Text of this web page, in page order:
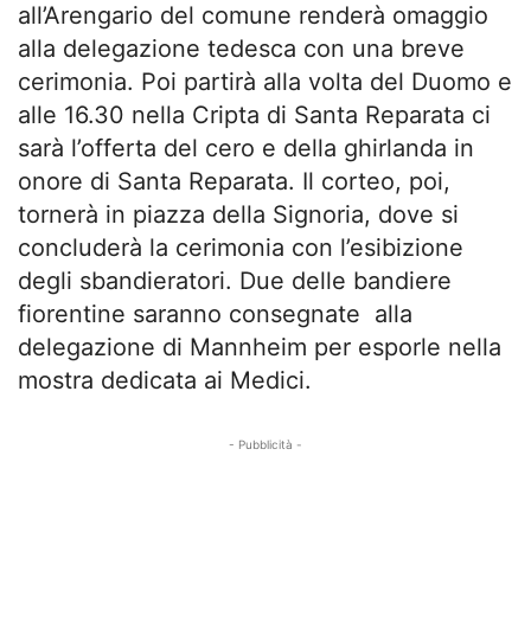
all’Arengario del comune renderà omaggio
alla delegazione tedesca con una breve
cerimonia. Poi partirà alla volta del Duomo e
alle 16.30 nella Cripta di Santa Reparata ci
sarà l’offerta del cero e della ghirlanda in
onore di Santa Reparata. Il corteo, poi,
tornerà in piazza della Signoria, dove si
concluderà la cerimonia con l’esibizione
degli sbandieratori. Due delle bandiere
fiorentine saranno consegnate alla
delegazione di Mannheim per esporle nella
mostra dedicata ai Medici.
- Pubblicità -